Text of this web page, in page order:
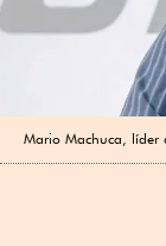
Mario Machuca, líder